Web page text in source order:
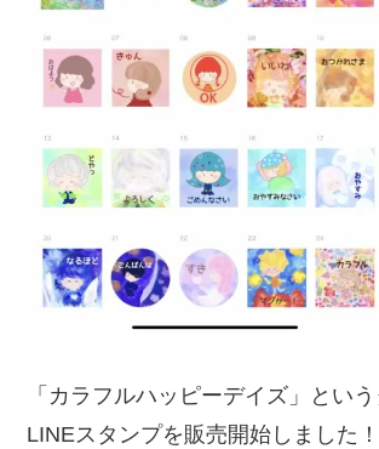
「カラフルハッピーデイズ」という
LINEスタンプを販売開始しました！